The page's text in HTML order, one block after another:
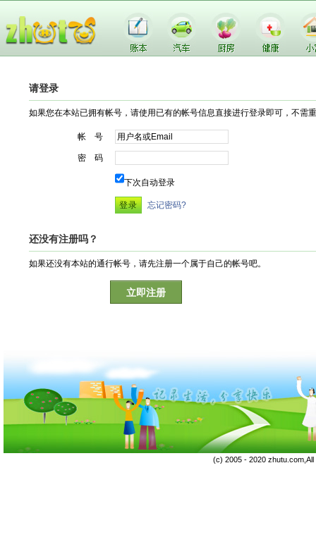
请登录
如果您在本站已拥有帐号，请使用已有的帐号信息直接进行登录即可，不需
帐 号
密 码
下次自动登录
忘记密码?
还没有注册吗？
如果还没有本站的通行帐号，请先注册一个属于自己的帐号吧。
立即注册
(c) 2005 - 2020